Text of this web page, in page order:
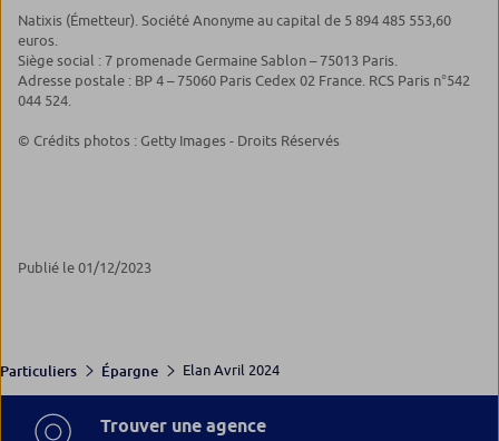
Natixis (Émetteur). Société Anonyme au capital de 5 894 485 553,60
euros.
Siège social : 7 promenade Germaine Sablon – 75013 Paris.
Adresse postale : BP 4 – 75060 Paris Cedex 02 France. RCS Paris n°542
044 524.
© Crédits photos : Getty Images - Droits Réservés
Publié le 01/12/2023
Particuliers Épargne Elan Avril 2024
Trouver une agence